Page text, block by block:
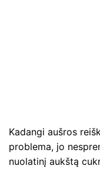
Kadangi aušros
problema, jo
nuolatinį aukštą